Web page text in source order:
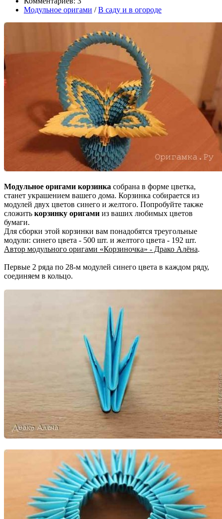
Модульное оригами /В саду и в огороде
Модульное оригами корзинка собрана в форме цветка,
станет украшением вашего дома. Корзинка собирается из
модулей двух цветов синего и желтого. Попробуйте также
сложить корзинку оригами из ваших любимых цветов
бумаги.
Для сборки этой корзинки вам понадобятся треугольные
модули: синего цвета - 500 шт. и желтого цвета - 192 шт.
Автор модульного оригами «Корзиночка» - Драко Алёна.
Первые 2 ряда по 28-м модулей синего цвета в каждом ряду,
соединяем в кольцо.